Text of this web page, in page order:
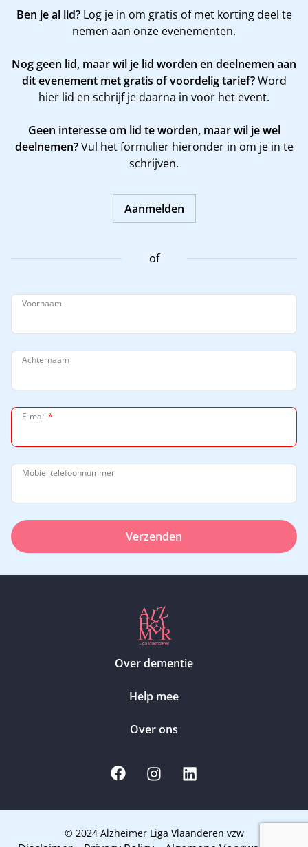
Ben je al lid?Log je in om gratis of met korting deel te
nemen aan onze evenementen.
Nog geen lid, maar wil je lid worden en deelnemen aan
dit evenement met gratis of voordelig tarief?Word
hier lid en schrijf je daarna in voor het event.
Geen interesse om lid te worden, maar wil je wel
deelnemen?Vul het formulier hieronder in om je in te
schrijven.
Aanmelden
of
Voornaam
Achternaam
E-mail *
Mobiel telefoonnummer
Verzenden
Over dementie
Help mee
Over ons
© 2024 Alzheimer Liga Vlaanderen vzw